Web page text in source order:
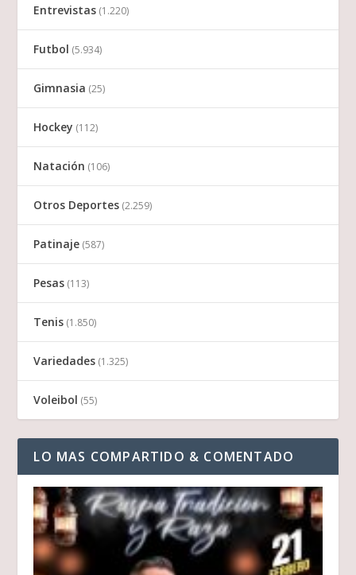
Entrevistas (1.220)
Futbol (5.934)
Gimnasia (25)
Hockey (112)
Natación (106)
Otros Deportes (2.259)
Patinaje (587)
Pesas (113)
Tenis (1.850)
Variedades (1.325)
Voleibol (55)
LO MAS COMPARTIDO & COMENTADO